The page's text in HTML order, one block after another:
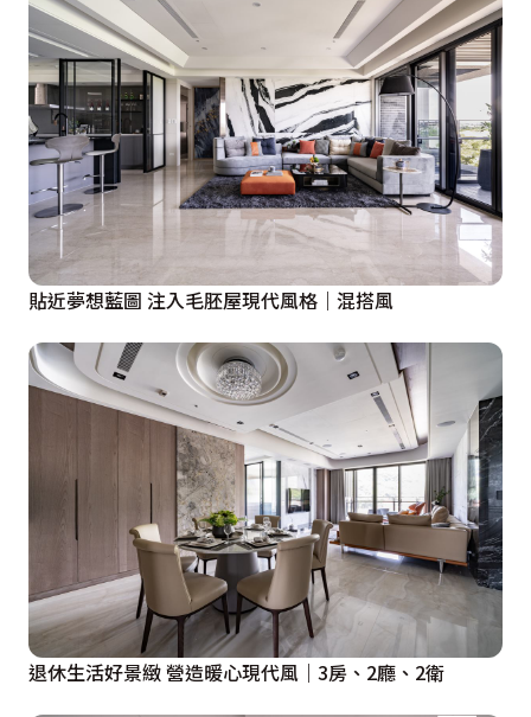
貼近夢想藍圖 注入毛胚屋現代風格｜混搭風
退休生活好景緻 營造暖心現代風｜3房、2廳、2衛